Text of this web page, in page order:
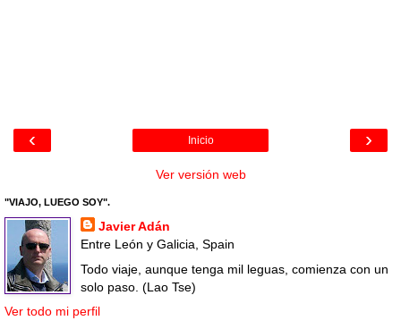
‹ ›
Inicio
Ver versión web
"VIAJO, LUEGO SOY".
Javier Adán
Entre León y Galicia, Spain
Todo viaje, aunque tenga mil leguas, comienza con un
solo paso. (Lao Tse)
Ver todo mi perfil